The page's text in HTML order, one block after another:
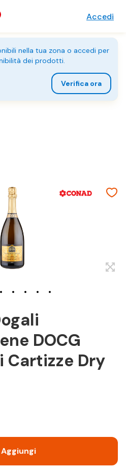
Accedi
nella tua zona o accedi per
dei prodotti.
Verifica ora
DOCG
Cartizze Dry
Aggiungi